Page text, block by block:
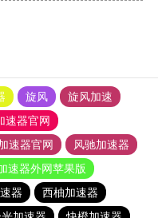
旋风
旋风加速
速器官网
速器官网
风驰加速器
速器外网苹果版
器
西柚加速器